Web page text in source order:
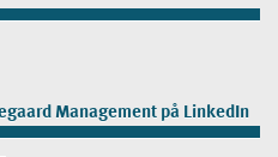
Management på LinkedIn